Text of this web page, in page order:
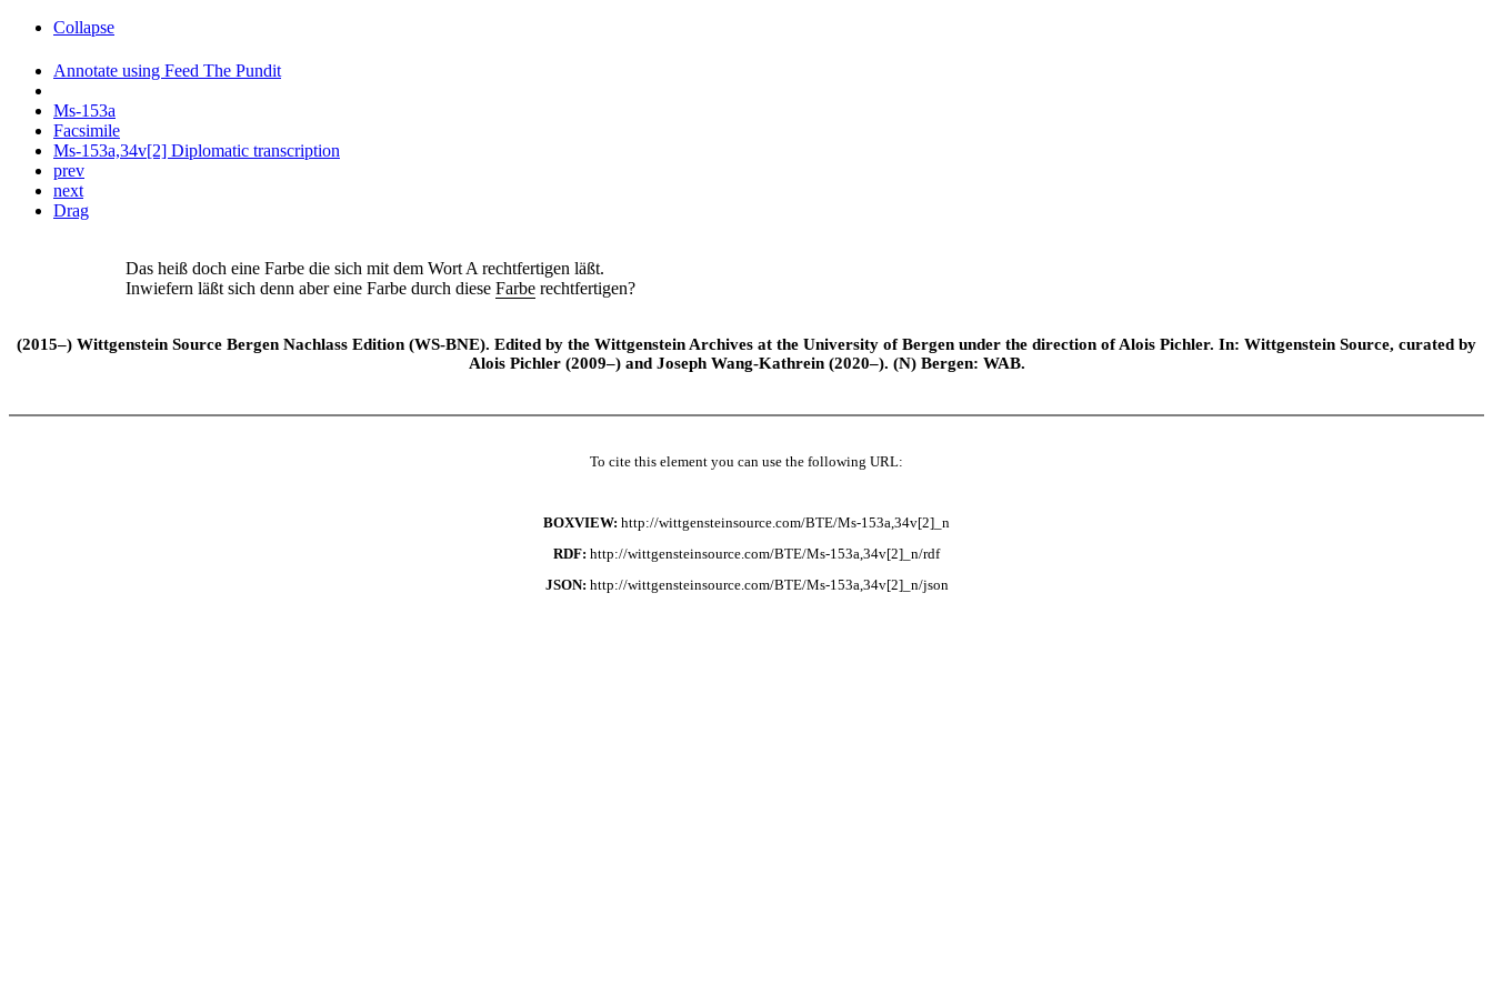
Collapse
Annotate using Feed The Pundit
Ms-153a
Facsimile
Ms-153a,34v[2] Diplomatic transcription
prev
next
Drag
Das heiß doch eine Farbe die sich mit dem Wort A rechtfertigen läßt.
Inwiefern läßt sich denn aber eine Farbe durch diese Farbe rechtfertigen?
(2015–) Wittgenstein Source Bergen Nachlass Edition (WS-BNE). Edited by the Wittgenstein Archives at the University of Bergen under the direction of Alois Pichler. In: Wittgenstein Source, curated by
Alois Pichler (2009–) and Joseph Wang-Kathrein (2020–). (N) Bergen: WAB.
To cite this element you can use the following URL:
BOXVIEW: http://wittgensteinsource.com/BTE/Ms-153a,34v[2]_n
RDF: http://wittgensteinsource.com/BTE/Ms-153a,34v[2]_n/rdf
JSON: http://wittgensteinsource.com/BTE/Ms-153a,34v[2]_n/json